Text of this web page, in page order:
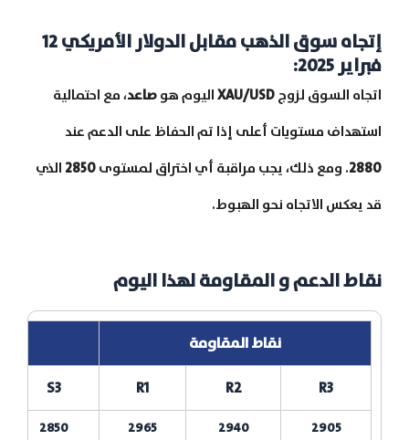
إتجاه سوق الذهب مقابل الدولار الأمريكي 12
فبراير 2025:
اتجاه السوق لزوج XAU/USD اليوم هو صاعد، مع احتمالية
استهداف مستويات أعلى إذا تم الحفاظ على الدعم عند
2880. ومع ذلك، يجب مراقبة أي اختراق لمستوى 2850 الذي
قد يعكس الاتجاه نحو الهبوط.
نقاط الدعم و المقاومة لهذا اليوم
نقاط المقاومة
R3
R2
R1
S3
2905
2940
2965
2850